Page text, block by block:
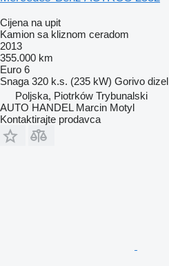
Cijena na upit
Kamion sa kliznom ceradom
2013
355.000 km
Euro 6
Snaga 320 k.s. (235 kW) Gorivo dizel
Poljska, Piotrków Trybunalski
AUTO HANDEL Marcin Motyl
Kontaktirajte prodavca